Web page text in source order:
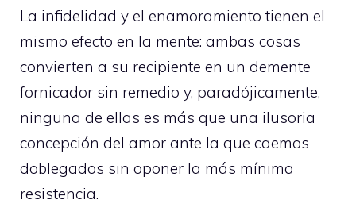
La infidelidad y el enamoramiento tienen el
mismo efecto en la mente: ambas cosas
convierten a su recipiente en un demente
fornicador sin remedio y, paradójicamente,
ninguna de ellas es más que una ilusoria
concepción del amor ante la que caemos
doblegados sin oponer la más mínima
resistencia.